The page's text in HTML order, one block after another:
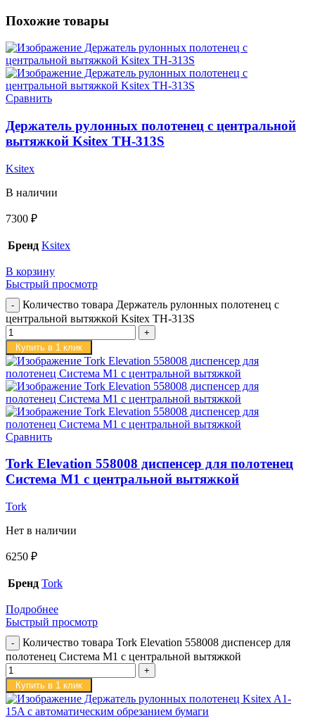
Похожие товары
Сравнить
Держатель рулонных полотенец с центральной
вытяжкой Ksitex TH-313S
Ksitex
В наличии
7300 ₽
Бренд Ksitex
В корзину
Быстрый просмотр
Количество товара Держатель рулонных полотенец с
центральной вытяжкой Ksitex TH-313S
Купить в 1 клик
Сравнить
Tork Elevation 558008 диспенсер для полотенец
Система M1 с центральной вытяжкой
Tork
Нет в наличии
6250 ₽
Бренд Tork
Подробнее
Быстрый просмотр
Количество товара Tork Elevation 558008 диспенсер для
полотенец Система M1 с центральной вытяжкой
Купить в 1 клик